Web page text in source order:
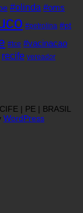
#olinda #oms
#petrolina #pt
#tce #vacinacao
recife vereador
| PE | BRASIL
WordPress